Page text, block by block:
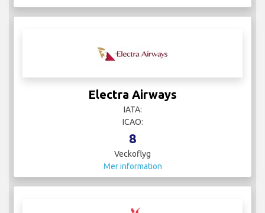
Electra Airways
IATA:
ICAO:
8
Veckoflyg
Mer information